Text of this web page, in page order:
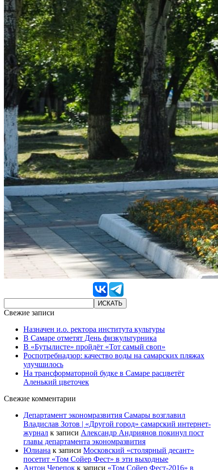
Свежие записи
Назначен и.о. ректора института культуры
В Самаре отметят День физкультурника
В «Бутылисте» пройдёт «Тот самый своп»
Роспотребнадзор: качество воды на самарских пляжах
улучшилось
На трансформаторной будке в Самаре расцветёт
Аленький цветочек
Свежие комментарии
Департамент экономразвития Самары возглавил
Владислав Зотов | «Другой город» самарский интернет-
журнал к записи Александр Андриянов покинул пост
главы департамента экономразвития
Юлиана к записи Московский «столярный десант»
посетит «Том Сойер Фест» в эти выходные
Антон Черепок к записи «Том Сойер Фест-2016» в